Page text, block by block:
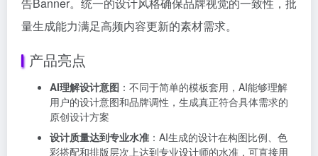
量生成能力满足高频内容更新的素材需求。
产品亮点
AI理解设计意图 ：不同于简单的模板套用，AI能够理解
用户的设计意图和品牌调性，生成真正符合具体需求的
原创设计方案
设计质量达到专业水准 ：AI生成的设计在构图比例、色
彩搭配和排版层次上达到专业设计师的水准，可直接用